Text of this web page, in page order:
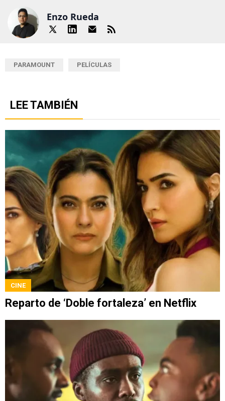
Enzo Rueda
PARAMOUNT PELÍCULAS
LEE TAMBIÉN
CINE
Reparto de ‘Doble fortaleza’ en Netflix